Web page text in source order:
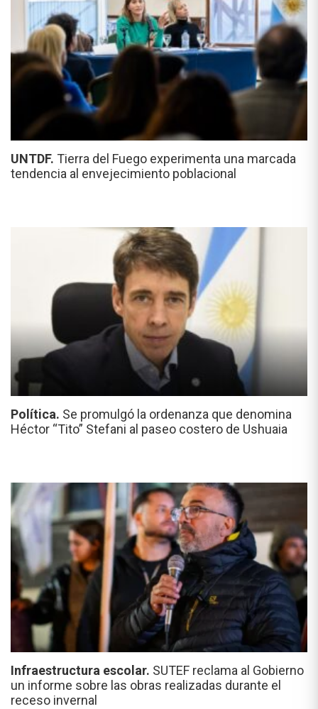
UNTDF. Tierra del Fuego experimenta una marcada
tendencia al envejecimiento poblacional
Política. Se promulgó la ordenanza que denomina
Héctor “Tito” Stefani al paseo costero de Ushuaia
Infraestructura escolar. SUTEF reclama al Gobierno
un informe sobre las obras realizadas durante el
receso invernal